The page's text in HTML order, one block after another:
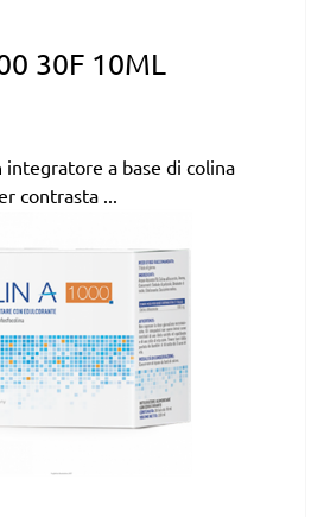
30F 10ML
integratore a base di colina
contrasta ...